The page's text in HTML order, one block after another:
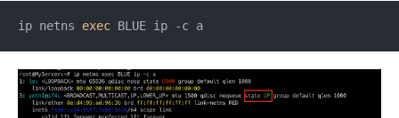
ip netns exec BLUE ip -c a